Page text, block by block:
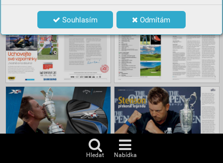
Souhlasím Odmítám
Hledat Nabídka